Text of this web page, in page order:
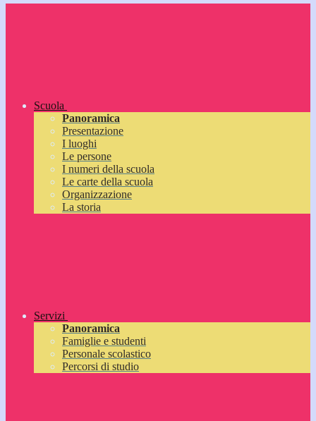
Scuola
Panoramica
Presentazione
I luoghi
Le persone
I numeri della scuola
Le carte della scuola
Organizzazione
La storia
Servizi
Panoramica
Famiglie e studenti
Personale scolastico
Percorsi di studio